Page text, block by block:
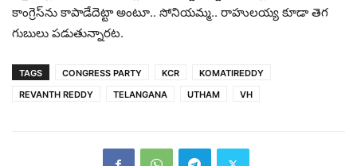
కాంగ్రెస్‌ను కాపాడేదెట్టా అంటూ.. సోనియ‌మ్మ‌.. రాహుల‌య్య కూడా తెగ
గుబులు ప‌డుతున్నార‌ట‌.
TAGS CONGRESS PARTY KCR
KOMATIREDDY
REVANTH REDDY
TELANGANA UTHAM VH